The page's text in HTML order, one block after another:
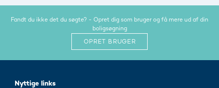
Fandt du ikke det du søgte? - Opret dig som bruger og få mere ud af din
boligsøgning
OPRET BRUGER
Nyttige links